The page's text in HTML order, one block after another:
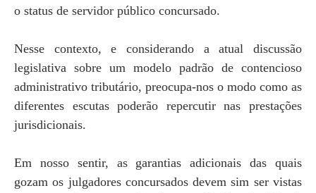
o status de servidor público concursado.
Nesse contexto, e considerando a atual discussão
legislativa sobre um modelo padrão de contencioso
administrativo tributário, preocupa-nos o modo como as
diferentes escutas poderão repercutir nas prestações
jurisdicionais.
Em nosso sentir, as garantias adicionais das quais
gozam os julgadores concursados devem sim ser vistas